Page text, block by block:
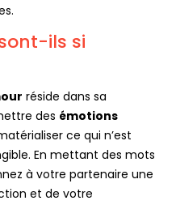
ils si
réside dans sa
des émotions
ce qui n’est
En mettant des mots
à votre partenaire une
et de votre